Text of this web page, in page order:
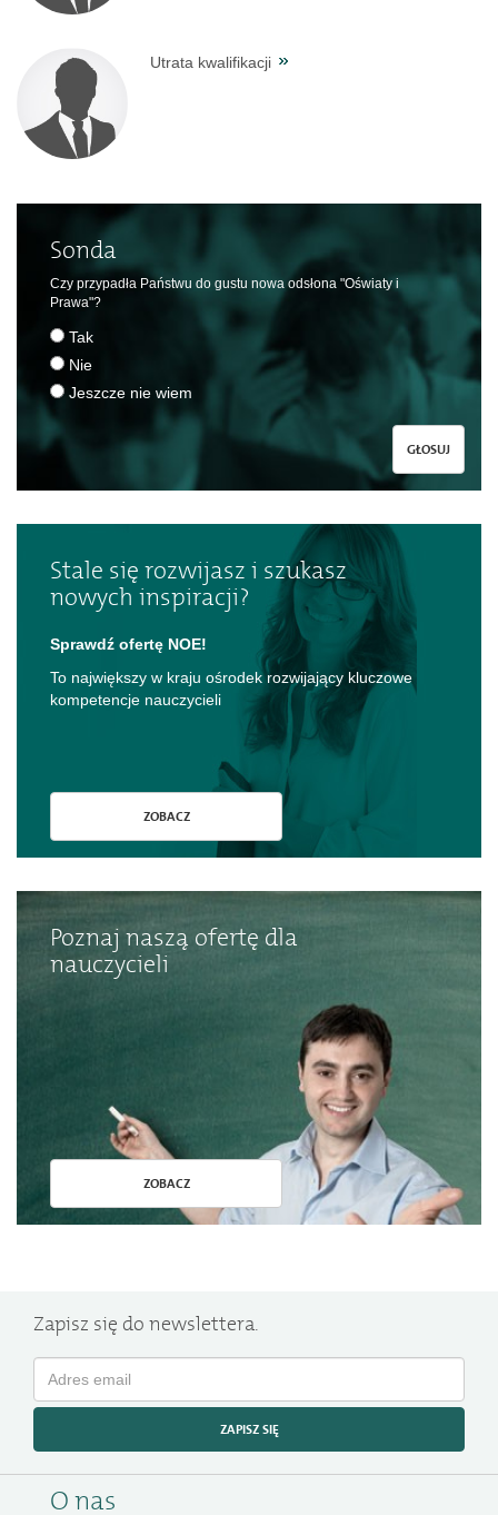
Utrata kwalifikacji
Sonda
Czy przypadła Państwu do gustu nowa odsłona "Oświaty i
Prawa"?
Tak
Nie
Jeszcze nie wiem
GŁOSUJ
Stale się rozwijasz i szukasz
nowych inspiracji?
Sprawdź ofertę NOE!
To największy w kraju ośrodek rozwijający kluczowe
kompetencje nauczycieli
ZOBACZ
Poznaj naszą ofertę dla
nauczycieli
ZOBACZ
Zapisz się do newslettera.
ZAPISZ SIĘ
O nas